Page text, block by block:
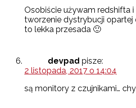
Osobiście używam redshifta i
tworzenie dystrybucji
to lekka przesada 🙂
devpad pisze:
2 listopada, 2017 o 14:04
są monitory z czujnikami…